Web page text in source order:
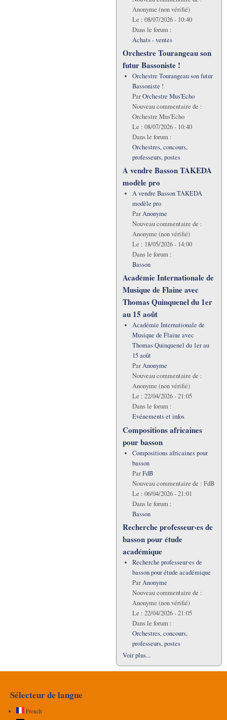
Anonyme (non vérifié)
Le : 08/07/2026 - 10:40
Dans le forum :
Achats - ventes
Orchestre Tourangeau son
futur Bassoniste !
Orchestre Tourangeau son futur
Bassoniste !
ParOrchestre Mus'Echo
Nouveau commentaire de :
Orchestre Mus'Echo
Le : 08/07/2026 - 10:40
Dans le forum :
Orchestres, concours,
professeurs, postes
A vendre Basson TAKEDA
modèle pro
A vendre Basson TAKEDA
modèle pro
ParAnonyme
Nouveau commentaire de :
Anonyme (non vérifié)
Le : 18/05/2026 - 14:00
Dans le forum :
Basson
Académie Internationale de
Musique de Flaine avec
Thomas Quinquenel du 1er
au 15 août
Académie Internationale de
Musique de Flaine avec
Thomas Quinquenel du 1er au
15 août
ParAnonyme
Nouveau commentaire de :
Anonyme (non vérifié)
Le : 22/04/2026 - 21:05
Dans le forum :
Evénements et infos
Compositions africaines
pour basson
Compositions africaines pour
basson
ParFdB
Nouveau commentaire de : FdB
Le : 06/04/2026 - 21:01
Dans le forum :
Basson
Recherche professeur·es de
basson pour étude
académique
Recherche professeur·es de
basson pour étude académique
ParAnonyme
Nouveau commentaire de :
Anonyme (non vérifié)
Le : 22/04/2026 - 21:05
Dans le forum :
Orchestres, concours,
professeurs, postes
Voir plus...
Sélecteur de langue
French